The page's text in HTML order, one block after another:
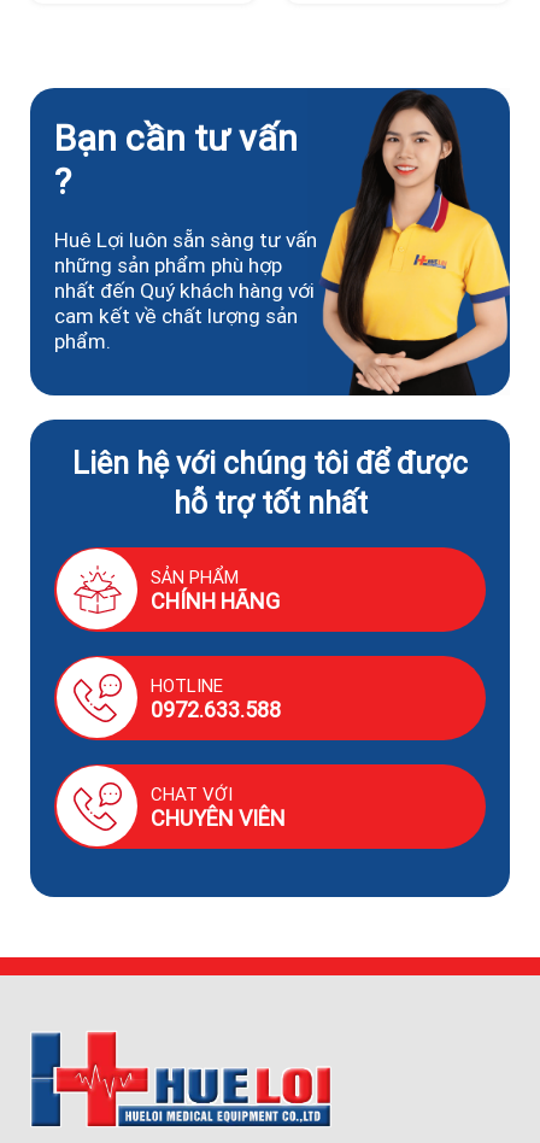
Bạn cần tư vấn
?
Huê Lợi luôn sẵn sàng tư vấn
những sản phẩm phù hợp
nhất đến Quý khách hàng với
cam kết về chất lượng sản
phẩm.
Liên hệ với chúng tôi để được
hỗ trợ tốt nhất
SẢN PHẨM
CHÍNH HÃNG
HOTLINE
0972.633.588
CHAT VỚI
CHUYÊN VIÊN